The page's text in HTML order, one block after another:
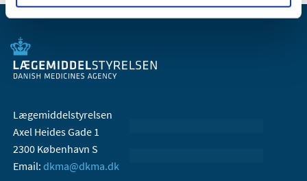
Lægemiddelstyrelsen
Axel Heides Gade 1
2300 København S
Email: dkma@dkma.dk